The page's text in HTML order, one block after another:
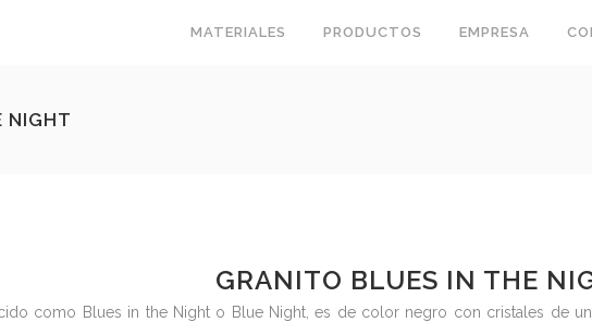
MATERIALES PRODUCTOS EMPRESA
NIGHT
GRANITO BLUES IN THE
como Blues in the Night o Blue Night, es de color negro con cristales de